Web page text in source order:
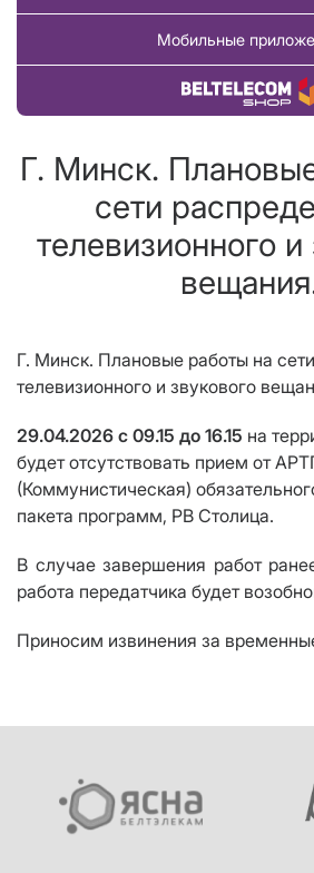
Мобильные
Купить товар
Г. Минск.
сети
телевизионного и
Г. Минск. Плановые работы на сети
телевизионного и звукового
29.04.2026 c 09.15 до 16.15 на
будет отсутствовать прием от
(Коммунистическая)
пакета программ, РВ Столица.
В случае завершения работ
работа передатчика будет
Приносим извинения за